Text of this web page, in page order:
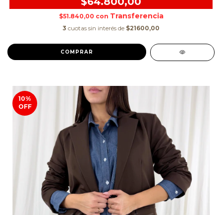
$51.840,00 con
3 cuotas sin interés de $21600,00
COMPRAR
10%
OFF